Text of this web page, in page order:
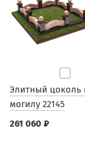
Элитный цоколь
могилу 22145
261 060 ₽